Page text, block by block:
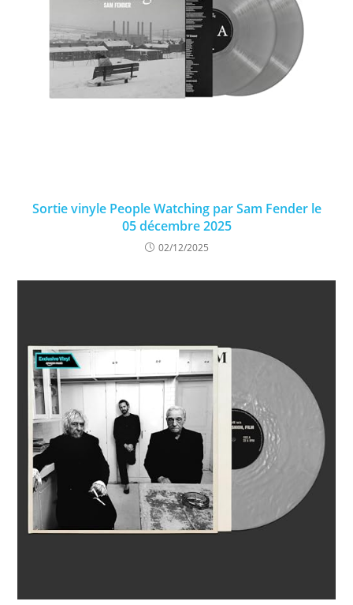
Sortie vinyle People Watching par Sam Fender le
05 décembre 2025
02/12/2025